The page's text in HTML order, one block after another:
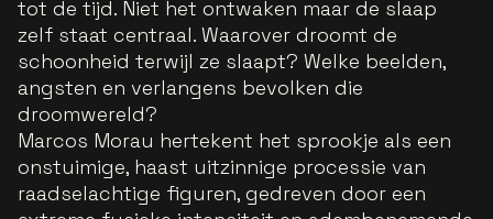
tot de tijd. Niet het ontwaken maar de slaap
zelf staat centraal. Waarover droomt de
schoonheid terwijl ze slaapt? Welke beelden,
angsten en verlangens bevolken die
droomwereld?
Marcos Morau hertekent het sprookje als een
onstuimige, haast uitzinnige processie van
raadselachtige figuren, gedreven door een